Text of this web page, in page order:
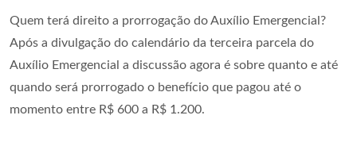
Quem terá direito a prorrogação do Auxílio Emergencial?
Após a divulgação do calendário da terceira parcela do
Auxílio Emergencial a discussão agora é sobre quanto e até
quando será prorrogado o benefício que pagou até o
momento entre R$ 600 a R$ 1.200.